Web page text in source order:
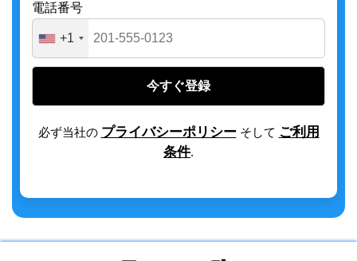
電話番号
+1
今すぐ登録
必ず当社の プライバシーポリシーそして ご利用
条件.